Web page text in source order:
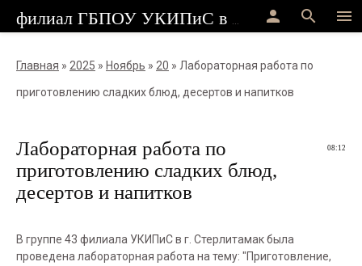
menu
search
person
Главная » 2025 » Ноябрь » 20 » Лабораторная работа по
приготовлению сладких блюд, десертов и напитков
08:12
Лабораторная работа по
приготовлению сладких блюд,
десертов и напитков
В группе 43 филиала УКИПиС в г. Стерлитамак была
проведена лабораторная работа на тему: "Приготовление,